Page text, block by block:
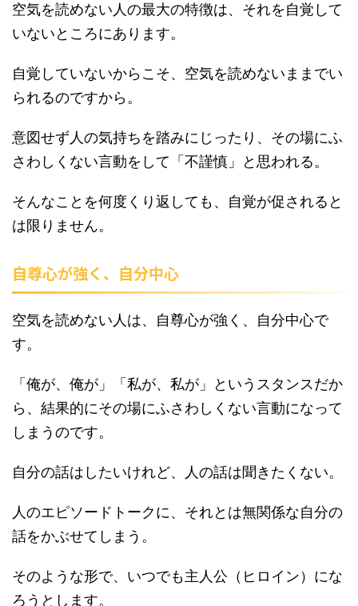
空気を読めない人の最大の特徴は、それを自覚して
いないところにあります。
自覚していないからこそ、空気を読めないままでい
られるのですから。
意図せず人の気持ちを踏みにじったり、その場にふ
さわしくない言動をして「不謹慎」と思われる。
そんなことを何度くり返しても、自覚が促されると
は限りません。
自尊心が強く、自分中心
空気を読めない人は、自尊心が強く、自分中心で
す。
「俺が、俺が」「私が、私が」というスタンスだか
ら、結果的にその場にふさわしくない言動になって
しまうのです。
自分の話はしたいけれど、人の話は聞きたくない。
人のエピソードトークに、それとは無関係な自分の
話をかぶせてしまう。
そのような形で、いつでも主人公（ヒロイン）にな
ろうとします。